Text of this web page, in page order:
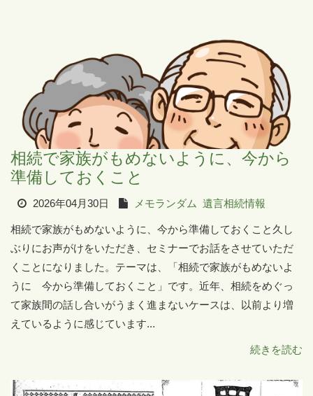
相続で家族がもめないように、今から
準備しておくこと
2026年04月30日 メモランダム 遺言相続情報
相続で家族がもめないように、今から準備しておくこと久し
ぶりにお声がけをいただき、セミナーでお話をさせていただ
くことになりました。テーマは、「相続で家族がもめないよ
うに 今から準備しておくこと」です。近年、相続をめぐっ
て家族間の話し合いがうまく進まないケースは、以前より増
えているように感じています...
続きを読む